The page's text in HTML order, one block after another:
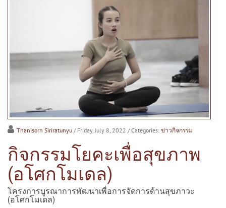
Thanisorn Siriratunyu / Friday, July 8, 2022 / Categories: ข่าวกิจกรรม
กิจกรรมโยคะเพื่อสุขภาพ
(อโศกโมเดล)
โครงการบูรณาการพัฒนาเพื่อการจัดการด้านสุขภาวะ
(อโศกโมเดล)